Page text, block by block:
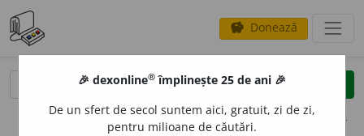
savings Donează
clear
opțiuni
🎉 dexonline® împlinește 25 de ani 🎉
De un sfert de secol suntem aici, gratuit, zi de zi,
pentru milioane de căutări.